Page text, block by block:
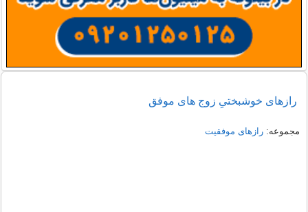
رازهای خوشبختیِ زوج های موفق
مجموعه:رازهای موفقیت